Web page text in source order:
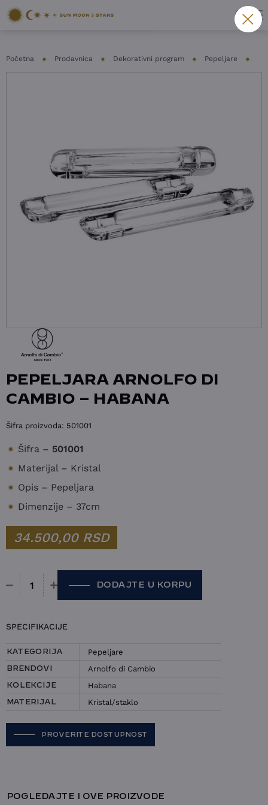
Početna Prodavnica Dekorativni program Pepeljare
PEPELJARA ARNOLFO DI
CAMBIO – HABANA
Šifra proizvoda: 501001
Šifra – 501001
Materijal – Kristal
Opis – Pepeljara
Dimenzije – 37cm
34.500,00 RSD
Pepeljara Arnolfo di Cambio - Habana količina
DODAJTE U KORPU
SPECIFIKACIJE
KATEGORIJA Pepeljare
BRENDOVI Arnolfo di Cambio
KOLEKCIJE Habana
MATERIJAL Kristal/staklo
PROVERITE DOSTUPNOST
POGLEDAJTE I OVE PROIZVODE